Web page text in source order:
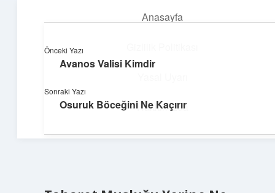
Anasayfa
Hakkımızda
Enerji dolu önerilerle gününü aydınlat!
Önceki Yazı
Avanos Valisi Kimdir
Sonraki Yazı
Osuruk Böceğini Ne Kaçırır